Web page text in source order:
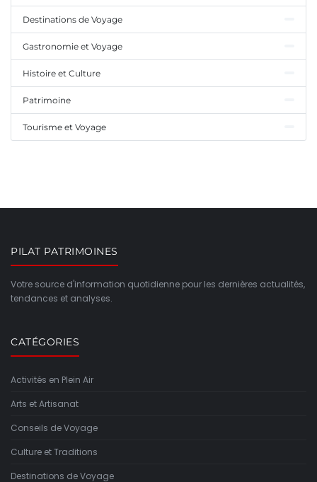
Destinations de Voyage
Gastronomie et Voyage
Histoire et Culture
Patrimoine
Tourisme et Voyage
PILAT PATRIMOINES
Votre source d'information quotidienne pour les dernières actualités,
tendances et analyses.
CATÉGORIES
Activités en Plein Air
Arts et Artisanat
Conseils de Voyage
Culture et Traditions
Destinations de Voyage